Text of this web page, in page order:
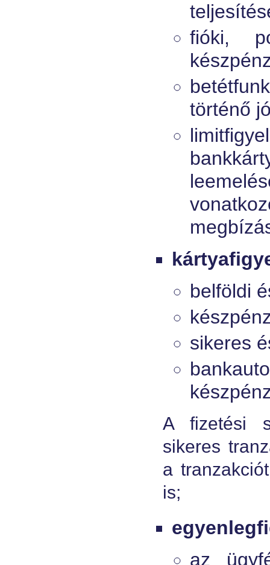
fióki,
történő
belföldi
sikeres
A fizetési
sikeres
a
is;
az